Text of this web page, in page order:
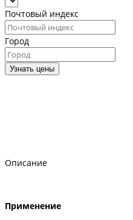
Почтовый индекс
Город
Узнать цены
Описание
Применение